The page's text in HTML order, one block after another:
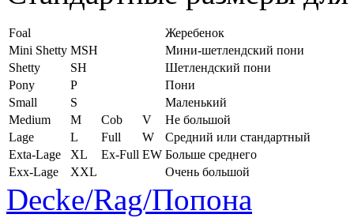
Foal
Жеребенок
Mini Shetty MSH
Мини-шетлендский пони
Shetty
SH
Шетлендский пони
Pony
P
Пони
Small
S
Маленький
Medium
M Cob V
Не большой
Lage
L Full W
Средний или стандартный
Exta-Lage
XL Ex-Full EW Больше среднего
Exx-Lage
XXL Очень большой
Decke/Rag/Попона